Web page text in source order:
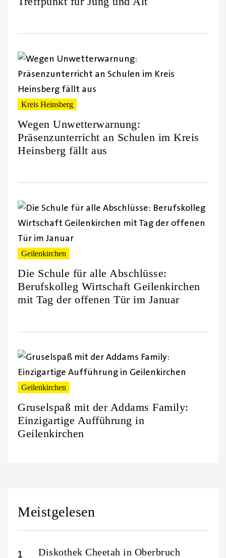
Kreis Heinsberg
Wegen Unwetterwarnung:
Präsenzunterricht an Schulen im Kreis
Heinsberg fällt aus
Geilenkirchen
Die Schule für alle Abschlüsse:
Berufskolleg Wirtschaft Geilenkirchen
mit Tag der offenen Tür im Januar
Geilenkirchen
Gruselspaß mit der Addams Family:
Einzigartige Aufführung in
Geilenkirchen
Meistgelesen
Diskothek Cheetah in Oberbruch